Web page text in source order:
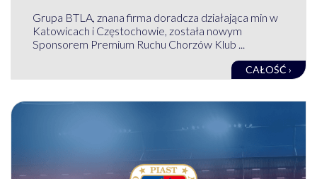
Grupa BTLA, znana firma doradcza działająca min w
Katowicach i Częstochowie, została nowym
Sponsorem Premium Ruchu Chorzów Klub ...
CAŁOŚĆ ›